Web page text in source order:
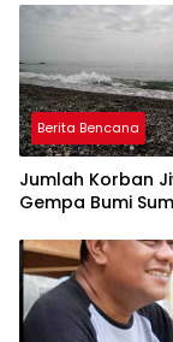
Berita Bencana
Jumlah Korban
Gempa Bumi